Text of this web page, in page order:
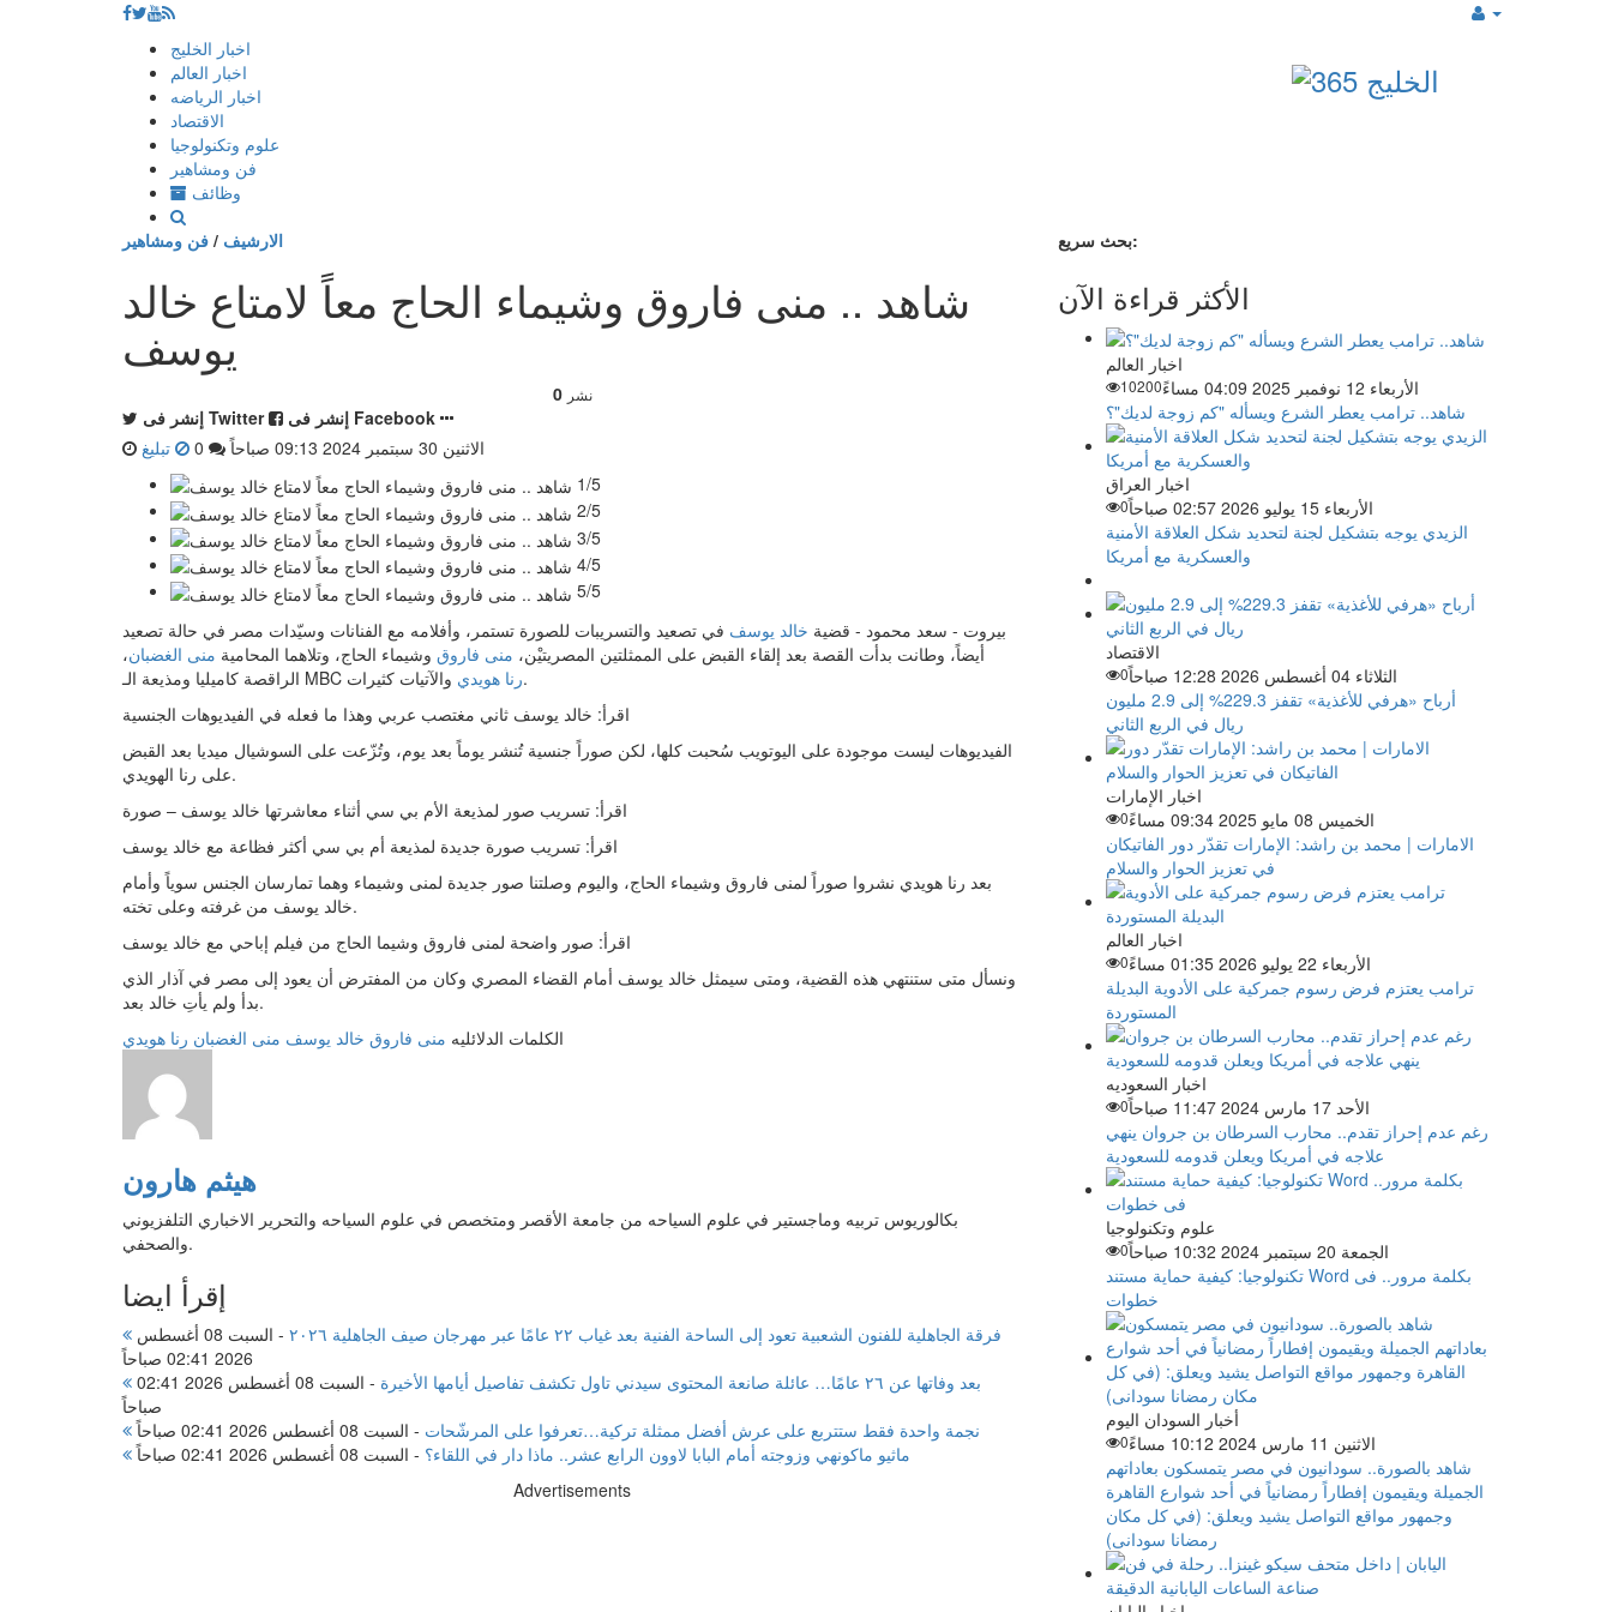
إذهب
المحتوى
اخبار الخليج
اخبار العالم
اخبار الرياضه
الاقتصاد
علوم وتكنولوجيا
فن ومشاهير
وظائف
الارشيف / فن ومشاهير
شاهد .. منى فاروق وشيماء الحاج معاً لامتاع خالد
يوسف
0 نشر
إنشر فى Twitter
إنشر فى Facebook
الاثنين 30 سبتمبر 2024 09:13 صباحاً
تبليغ
1/5
2/5
3/5
4/5
5/5
بيروت - سعد محمود - قضية خالد يوسف في تصعيد والتسريبات للصورة تستمر، وأفلامه مع الفنانات وسيّدات مصر في حالة تصعيد
أيضاً، وطانت بدأت القصة بعد إلقاء القبض على الممثلتين المصريتيْن، منى فاروق وشيماء الحاج، وتلاهما المحامية منى الغضبان،
الراقصة كاميليا ومذيعة الـ MBC
رنا هويديوالآتيات كثيرات.
اقرأ: خالد يوسف ثاني مغتصب عربي وهذا ما فعله في الفيديوهات الجنسية
الفيديوهات ليست موجودة على اليوتويب سُحبت كلها، لكن صوراً جنسية تُنشر يوماً بعد يوم، وتُزّعت على السوشيال ميديا بعد القبض
على رنا الهويدي.
اقرأ: تسريب صور لمذيعة الأم بي سي أثناء معاشرتها خالد يوسف – صورة
اقرأ: تسريب صورة جديدة لمذيعة أم بي سي أكثر فظاعة مع خالد يوسف
بعد رنا هويدي نشروا صوراً لمنى فاروق وشيماء الحاج، واليوم وصلتنا صور جديدة لمنى وشيماء وهما تمارسان الجنس سوياً وأمام
خالد يوسف من غرفته وعلى تخته.
اقرأ: صور واضحة لمنى فاروق وشيما الحاج من فيلم إباحي مع خالد يوسف
ونسأل متى ستنتهي هذه القضية، ومتى سيمثل خالد يوسف أمام القضاء المصري وكان من المفترض أن يعود إلى مصر في آذار الذي
بدأ ولم يأتِ خالد بعد.
الكلمات الدلائليه منى فاروق خالد يوسف منى الغضبان رنا هويدي
هيثم هارون
بكالوريوس تربيه وماجستير في علوم السياحه من جامعة الأقصر ومتخصص في علوم السياحه والتحرير الاخباري التلفزيوني
والصحفي.
إقرأ ايضا
فرقة الجاهلية للفنون الشعبية تعود إلى الساحة الفنية بعد غياب ٢٢ عامًا عبر مهرجان صيف الجاهلية ٢٠٢٦ -
السبت 08 أغسطس
2026 02:41 صباحاً
بعد وفاتها عن ٢٦ عامًا… عائلة صانعة المحتوى سيدني تاول تكشف تفاصيل أيامها الأخيرة
-
السبت 08 أغسطس 2026 02:41
صباحاً
نجمة واحدة فقط ستتربع على عرش أفضل ممثلة تركية…تعرفوا على المرشّحات - السبت 08 أغسطس 2026 02:41 صباحاً
ماثيو ماكونهي وزوجته أمام البابا لاوون الرابع عشر.. ماذا دار في اللقاء؟ - السبت 08 أغسطس 2026 02:41 صباحاً
Advertisements
بحث سريع:
الأكثر قراءة الآن
اخبار العالم
الأربعاء 12 نوفمبر 2025 04:09 مساءً
10200
شاهد.. ترامب يعطر الشرع ويسأله "كم زوجة لديك"؟
اخبار العراق
الأربعاء 15 يوليو 2026 02:57 صباحاً
0
الزيدي يوجه بتشكيل لجنة لتحديد شكل العلاقة الأمنية
والعسكرية مع أمريكا
الاقتصاد
الثلاثاء 04 أغسطس 2026 12:28 صباحاً
0
أرباح «هرفي للأغذية» تقفز 229.3% إلى 2.9 مليون
ريال في الربع الثاني
اخبار الإمارات
الخميس 08 مايو 2025 09:34 مساءً
0
الامارات | محمد بن راشد: الإمارات تقدّر دور الفاتيكان
في تعزيز الحوار والسلام
اخبار العالم
الأربعاء 22 يوليو 2026 01:35 مساءً
0
ترامب يعتزم فرض رسوم جمركية على الأدوية البديلة
المستوردة
اخبار السعوديه
الأحد 17 مارس 2024 11:47 صباحاً
0
رغم عدم إحراز تقدم.. محارب السرطان بن جروان ينهي
علاجه في أمريكا ويعلن قدومه للسعودية
علوم وتكنولوجيا
الجمعة 20 سبتمبر 2024 10:32 صباحاً
0
تكنولوجيا: كيفية حماية مستند Word بكلمة مرور.. فى
خطوات
أخبار السودان اليوم
الاثنين 11 مارس 2024 10:12 مساءً
0
شاهد بالصورة.. سودانيون في مصر يتمسكون بعاداتهم
الجميلة ويقيمون إفطاراً رمضانياً في أحد شوارع القاهرة
وجمهور مواقع التواصل يشيد ويعلق: (في كل مكان
رمضانا سودانى)